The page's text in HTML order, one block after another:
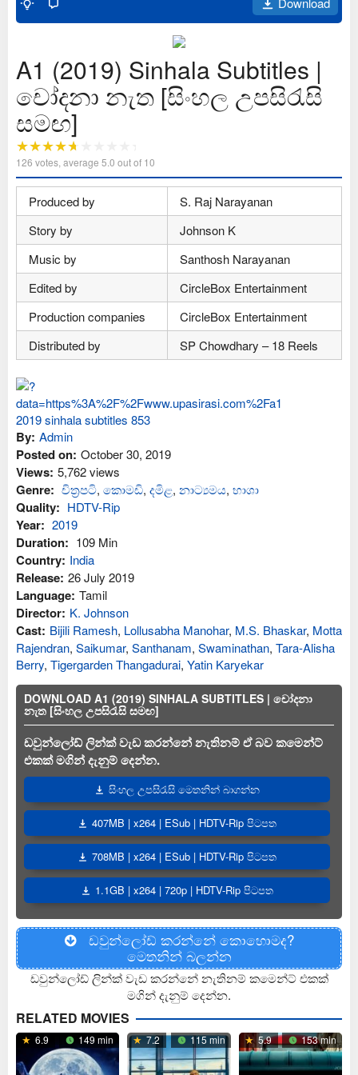
A1 (2019) Sinhala Subtitles |
චෝදනා නැත [සිංහල උපසිරැසි
සමඟ]
126 votes, average 5.0 out of 10
Produced by
S. Raj Narayanan
Story by
Johnson K
Music by
Santhosh Narayanan
Edited by
CircleBox Entertainment
Production companies
CircleBox Entertainment
Distributed by
SP Chowdhary – 18 Reels
By: Admin
Posted on: October 30, 2019
Views: 5,762 views
Genre: චිත්‍රපටි, කොමඩි, දමිළ, නාට්‍යමය, භාශා
Quality: HDTV-Rip
Year: 2019
Duration: 109 Min
Country: India
Release: 26 July 2019
Language: Tamil
Director: K. Johnson
Cast: Bijili Ramesh, Lollusabha Manohar, M.S. Bhaskar, Motta
Rajendran, Saikumar, Santhanam, Swaminathan, Tara-Alisha
Berry, Tigergarden Thangadurai, Yatin Karyekar
DOWNLOAD A1 (2019) SINHALA SUBTITLES | චෝදනා
නැත [සිංහල උපසිරැසි සමඟ]
ඩවුන්ලෝඩ් ලින්ක් වැඩ කරන්නේ නැතිනම් ඒ බව කමෙන්ට්
එකක් මගින් දැනුම් දෙන්න.
සිංහල උපසිරැසි මෙතනින් බාගන්න
407MB | x264 | ESub | HDTV-Rip පිටපත
708MB | x264 | ESub | HDTV-Rip පිටපත
1.1GB | x264 | 720p | HDTV-Rip පිටපත
ඩවුන්ලෝඩ් කරන්නේ කොහොමද?
මෙතනින් බලන්න
ඩවුන්ලෝඩ් ලින්ක් වැඩ කරන්නේ නැතිනම් කමෙන්ට් එකක්
මගින් දැනුම් දෙන්න.
RELATED MOVIES
6.9 149 min 7.2 115 min 5.9 153 min